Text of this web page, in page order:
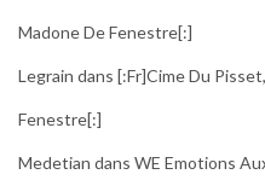
Madone De Fenestre[:]
Legrain dans [:fr]Cime Du
Fenestre[:]
Medetian dans WE Emotions